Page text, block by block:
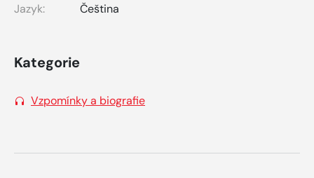
Jazyk:
Čeština
Kategorie
Vzpomínky a biografie